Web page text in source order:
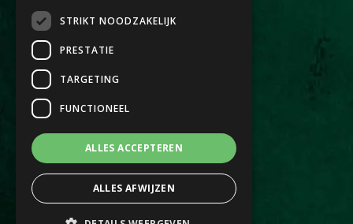
STRIKT NOODZAKELIJK
PRESTATIE
TARGETING
FUNCTIONEEL
ALLES ACCEPTEREN
ALLES AFWIJZEN